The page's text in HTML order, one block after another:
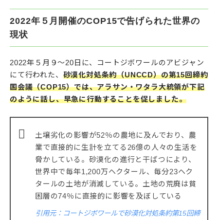
2022年５月開催のCOP15で告げられた世界の
現状
2022年５月９〜20日に、コートジボワールのアビジャン
にて行われた、 砂漠化対処条約（UNCCD）の第15回締約
国会議（COP15）では、アラサン・ワタラ大統領が下記
のように話し、早急に行動することを促しました。
土壌劣化の影響が52％の農地に及んでおり、農
業で直接的に生計を立てる26億の人々の生活を
脅かしている。砂漠化の進行と干ばつにより、
世界中で毎年1,200万ヘクタール、毎分23ヘク
タールの土地が消滅している。土地の荒廃は貧
困層の74％に直接的に影響を及ぼしている
引用元：コートジボワールで砂漠化対処条約第15回締